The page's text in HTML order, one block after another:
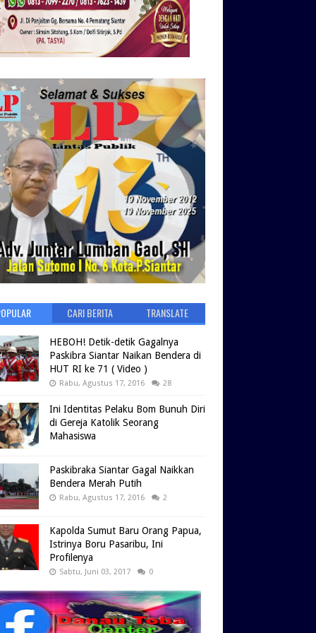
CARI BERITA TRANSLATE
HEBOH! Detik-detik Gagalnya
Paskibra Siantar Naikan Bendera di
HUT RI ke 71 ( Video )
Rabu, Agustus 17, 2016 28
Ini Identitas Pelaku Bom Bunuh Diri
di Gereja Katolik Seorang
Mahasiswa
Paskibraka Siantar Gagal Naikkan
Bendera Merah Putih
Rabu, Agustus 17, 2016 2
Kapolda Sumut Baru Orang Papua,
Istrinya Boru Pasaribu, Ini
Profilenya
Sabtu, Juni 03, 2017 0